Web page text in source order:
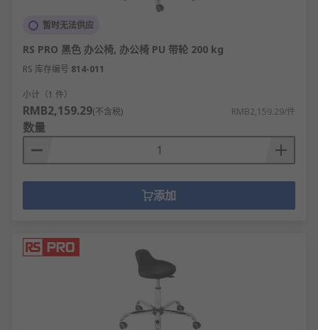
暂时无法供应
RS PRO 黑色 办公椅, 办公椅 PU 带轮 200 kg
RS 库存编号 814-011
小计（1 件）
RMB2,159.29(不含税) RMB2,159.29/件
数量
添加